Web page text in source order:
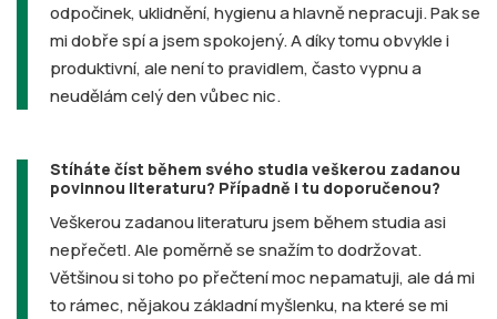
odpočinek, uklidnění, hygienu a hlavně nepracuji. Pak se
mi dobře spí a jsem spokojený. A díky tomu obvykle i
produktivní, ale není to pravidlem, často vypnu a
neudělám celý den vůbec nic.
Stíháte číst během svého studia veškerou zadanou
povinnou literaturu? Případně i tu doporučenou?
Veškerou zadanou literaturu jsem během studia asi
nepřečetl. Ale poměrně se snažím to dodržovat.
Většinou si toho po přečtení moc nepamatuji, ale dá mi
to rámec, nějakou základní myšlenku, na které se mi